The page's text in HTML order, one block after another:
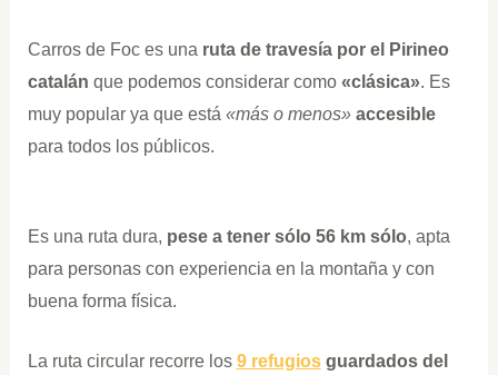
Carros de Foc es una ruta de travesía por el Pirineo
catalán que podemos considerar como«clásica». Es
muy popular ya que está «más o menos» accesible
para todos los públicos.
Es una ruta dura, pese a tener sólo 56 km sólo, apta
para personas con experiencia en la montaña y con
buena forma física.
La ruta circular recorre los 9 refugiosguardados del